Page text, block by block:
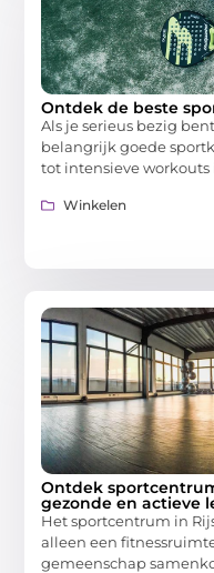
Ontdek de beste
Als je serieus bezig
belangrijk goede
tot intensieve workouts
Winkelen
Ontdek
gezonde en actieve
Het sportcentrum in
alleen een
gemeenschap